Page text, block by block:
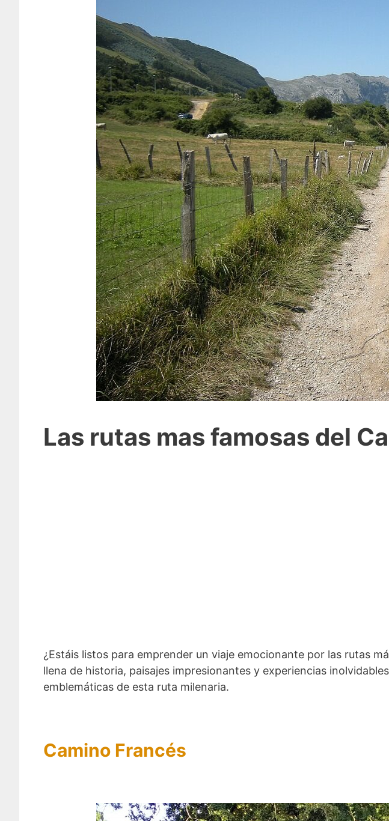
Las rutas mas famosas del
¿Estáis listos para emprender un viaje emocionante por las rutas
llena de historia, paisajes impresionantes y experiencias
emblemáticas de esta ruta milenaria.
Camino Francés